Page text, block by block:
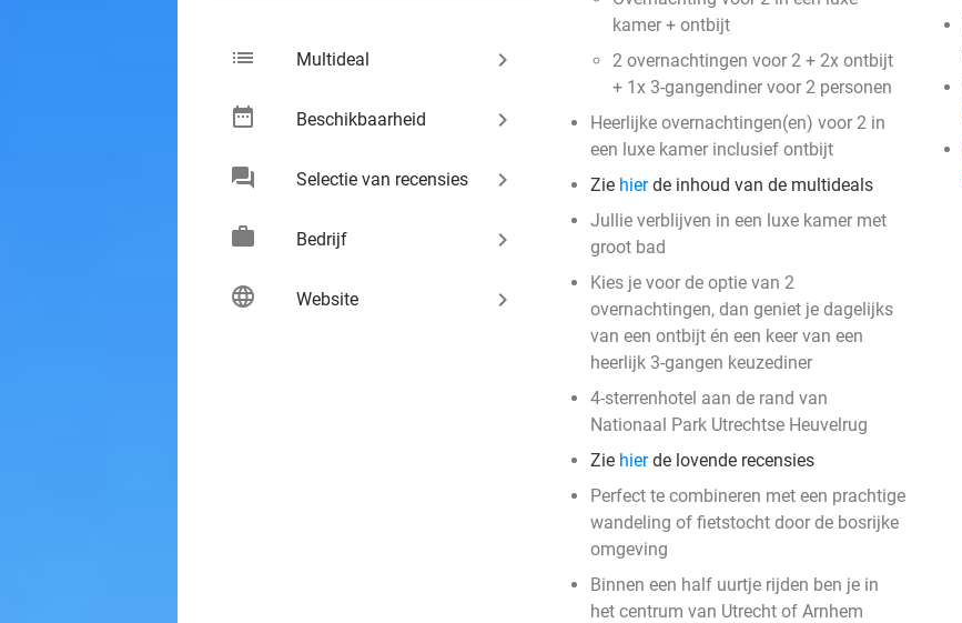
list Multideal keyboard_arrow_right
date_range Beschikbaarheid keyboard_arrow_right
chat Selectie van recensies keyboard_arrow_right
work Bedrijf keyboard_arrow_right
language Website keyboard_arrow_right
kamer + ontbijt
2 overnachtingen voor 2 + 2x ontbijt
+ 1x 3-gangendiner voor 2 personen
Heerlijke overnachtingen(en) voor 2 in
een luxe kamer inclusief ontbijt
Zie hierde inhoud van de multideals
Jullie verblijven in een luxe kamer met
groot bad
Kies je voor de optie van 2
overnachtingen, dan geniet je dagelijks
van een ontbijt én een keer van een
heerlijk 3-gangen keuzediner
4-sterrenhotel aan de rand van
Nationaal Park Utrechtse Heuvelrug
Zie hierde lovende recensies
Perfect te combineren met een prachtige
wandeling of fietstocht door de bosrijke
omgeving
Binnen een half uurtje rijden ben je in
het centrum van Utrecht of Arnhem